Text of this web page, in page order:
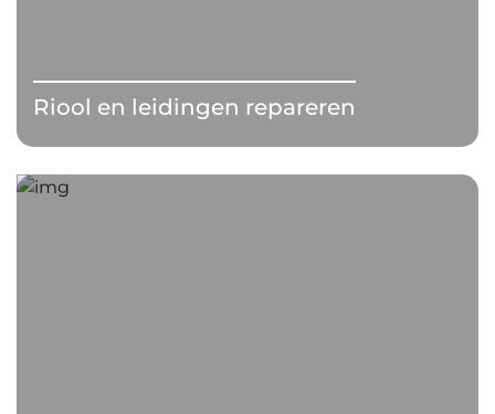
Riool en leidingen repareren